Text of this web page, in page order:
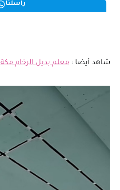
راسلنا
شاهد أيضا : معلم بديل الرخام مكة